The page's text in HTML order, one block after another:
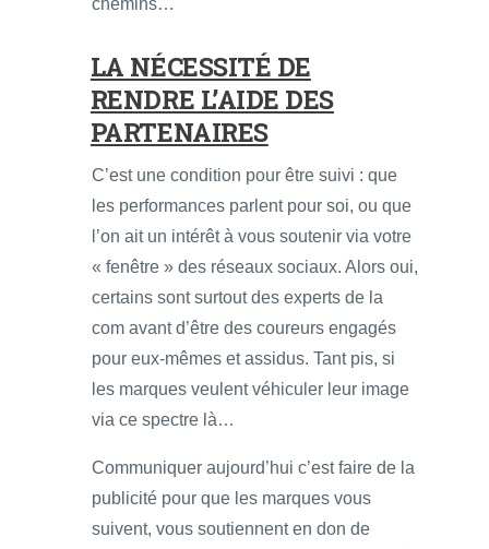
chemins…
LA NÉCESSITÉ DE
RENDRE L’AIDE DES
PARTENAIRES
C’est une condition pour être suivi : que
les performances parlent pour soi, ou que
l’on ait un intérêt à vous soutenir via votre
« fenêtre » des réseaux sociaux. Alors oui,
certains sont surtout des experts de la
com avant d’être des coureurs engagés
pour eux-mêmes et assidus. Tant pis, si
les marques veulent véhiculer leur image
via ce spectre là…
Communiquer aujourd’hui c’est faire de la
publicité pour que les marques vous
suivent, vous soutiennent en don de